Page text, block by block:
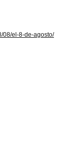
08/el-8-de-agosto/